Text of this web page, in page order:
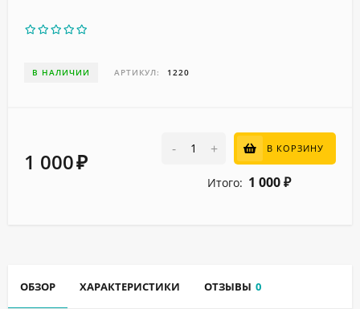
В НАЛИЧИИ АРТИКУЛ: 1220
1 000₽
- + В КОРЗИНУ
Итого: 1 000 ₽
ОБЗОР ХАРАКТЕРИСТИКИ ОТЗЫВЫ 0